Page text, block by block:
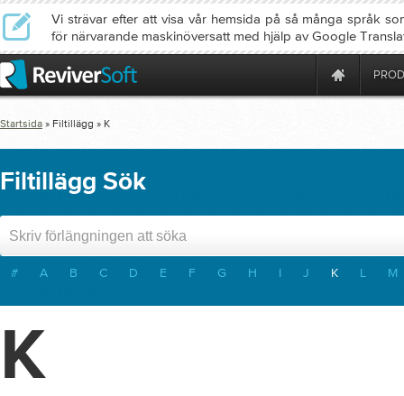
Vi strävar efter att visa vår hemsida på så många språk
för närvarande maskinöversatt med hjälp av Google
Startsida » Filtillägg » K
Filtillägg Sök
# A B C D E F G H I J K L M
K